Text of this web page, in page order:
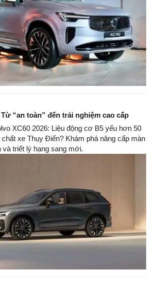
“an toàn” đến trải nghiệm cao cấp
XC60 2026: Liệu động cơ B5 yếu hơn 50
xe Thụy Điển? Khám phá nâng cấp màn
và triết lý hạng sang mới.